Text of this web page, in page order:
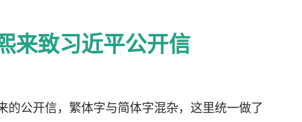
的生命被病毒和体制的重病共同伤害的结果。
着2月23日中央召开全国上下约17万人参加的
加人数最多的中央大会。且远胜于当年七千人的
千人大会更重要的现实意义，也被称为是一次伟
来致习近平公开信
的公开信，繁体字与简体字混杂，这里统一做了